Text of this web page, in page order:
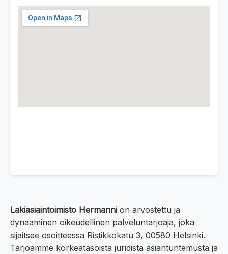
Lakiasiaintoimisto Hermanni on arvostettu ja
dynaaminen oikeudellinen palveluntarjoaja, joka
sijaitsee osoitteessa Ristikkokatu 3, 00580 Helsinki.
Tarjoamme korkeatasoista juridista asiantuntemusta ja